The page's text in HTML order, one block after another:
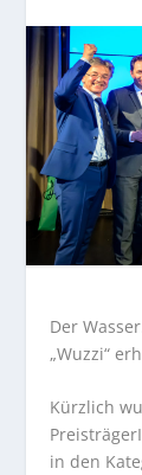
Der
„Wuzzi“
Kürzlich
in den